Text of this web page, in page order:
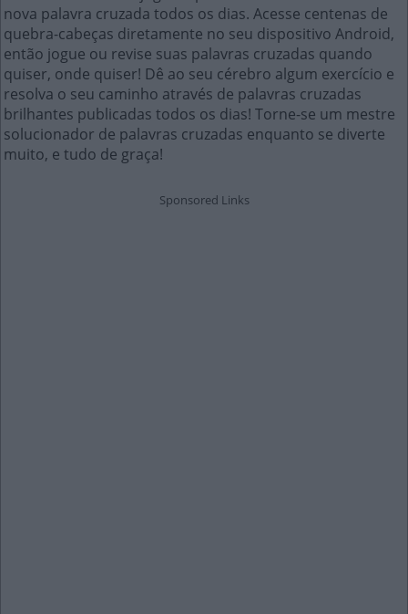
nova palavra cruzada todos os dias. Acesse centenas de
quebra-cabeças diretamente no seu dispositivo Android,
então jogue ou revise suas palavras cruzadas quando
quiser, onde quiser! Dê ao seu cérebro algum exercício e
resolva o seu caminho através de palavras cruzadas
brilhantes publicadas todos os dias! Torne-se um mestre
solucionador de palavras cruzadas enquanto se diverte
muito, e tudo de graça!